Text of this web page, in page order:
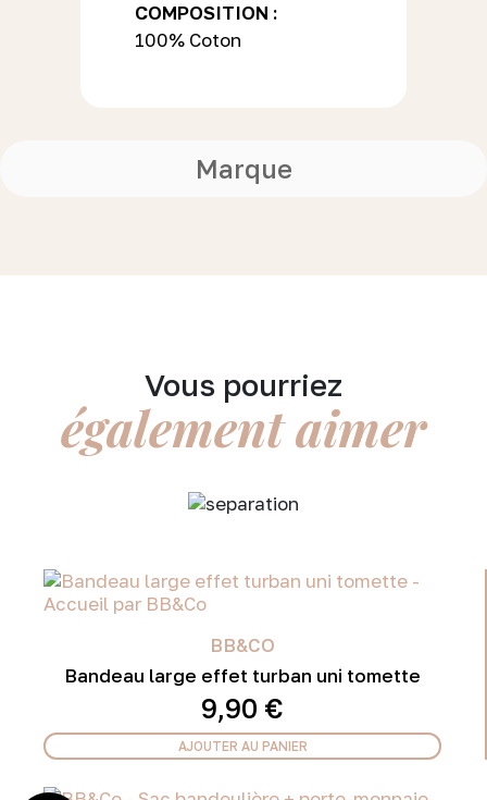
COMPOSITION :
100% Coton
Marque
Vous pourriez
également aimer
BB&CO
Bandeau large effet turban uni tomette
9,90 €
AJOUTER AU PANIER